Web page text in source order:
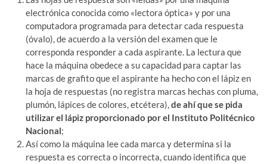
electrónica conocida como «lectora óptica» y por una
computadora programada para detectar cada respuesta
(óvalo), de acuerdo a la versión del examen que le
corresponda responder a cada aspirante. La lectura que
hace la máquina obedece a su capacidad para captar las
marcas de grafito que el aspirante ha hecho con el lápiz en
la hoja de respuestas (no registra marcas hechas con pluma,
plumón, lápices de colores, etcétera),de ahí que se pida
utilizar el lápiz proporcionado por el Instituto Politécnico
Nacional;
Así como la máquina lee cada marca y determina si la
respuesta es correcta o incorrecta, cuando identifica que